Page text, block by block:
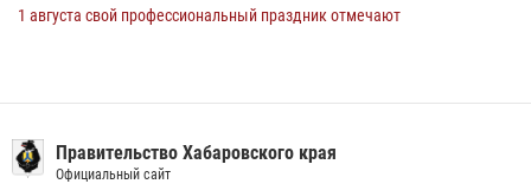
1 августа свой профессиональный праздник отмечают
15 июля 2026, 00:27
Правительство Хабаровского края
Официальный сайт